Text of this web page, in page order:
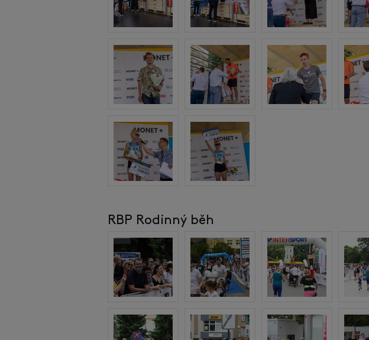
RBP Rodinný běh